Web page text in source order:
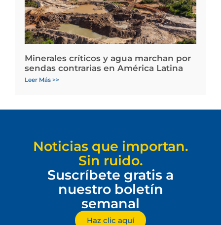
Minerales críticos y agua marchan por
sendas contrarias en América Latina
Leer Más >>
Noticias que importan.
Sin ruido.
Suscríbete gratis a
nuestro boletín
semanal
Haz clic aquí